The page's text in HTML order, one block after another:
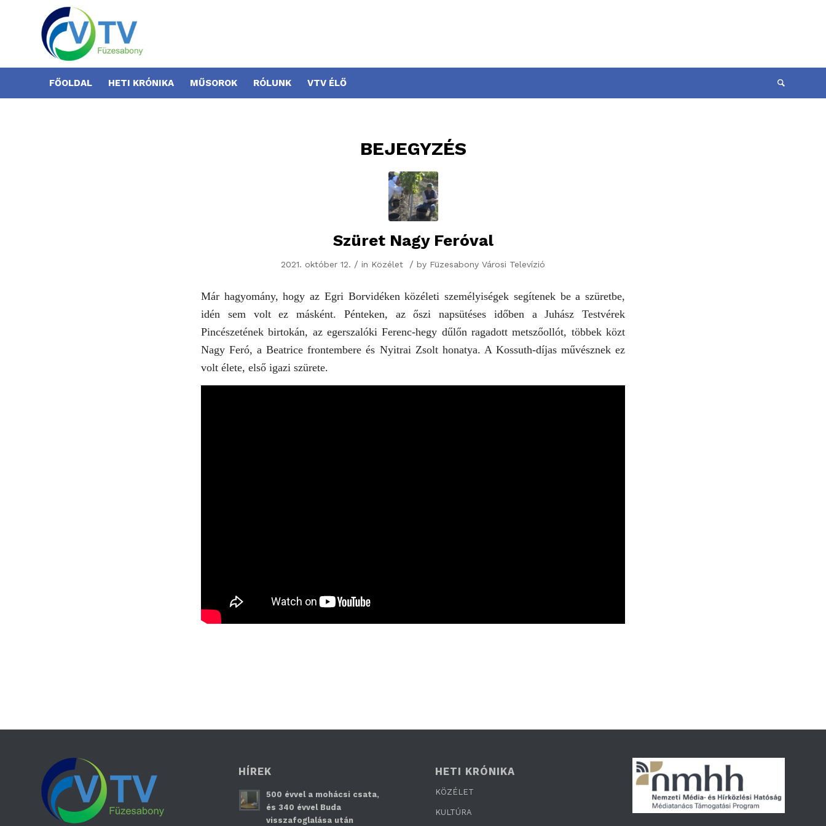
FŐOLDAL HETI KRÓNIKA MŰSOROK RÓLUNK VTV ÉLŐ
BEJEGYZÉS
Szüret Nagy Feróval
2021. október 12. / in Közélet / by Füzesabony Városi Televízió
Már hagyomány, hogy az Egri Borvidéken közéleti személyiségek segítenek be a szüretbe,
idén sem volt ez másként. Pénteken, az őszi napsütéses időben a Juhász Testvérek
Pincészetének birtokán, az egerszalóki Ferenc-hegy dűlőn ragadott metszőollót, többek közt
Nagy Feró, a Beatrice frontembere és Nyitrai Zsolt honatya. A Kossuth-díjas művésznek ez
volt élete, első igazi szürete.
HÍREK
500 évvel a mohácsi csata,
és 340 évvel Buda
visszafoglalása után
HETI KRÓNIKA
KÖZÉLET
KULTÚRA